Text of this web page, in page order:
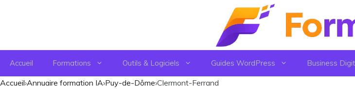
Accueil Formations Outils & Logiciels Guides WordPress Business
Accueil›Annuaire formation IA›Puy-de-Dôme›Clermont-Ferrand